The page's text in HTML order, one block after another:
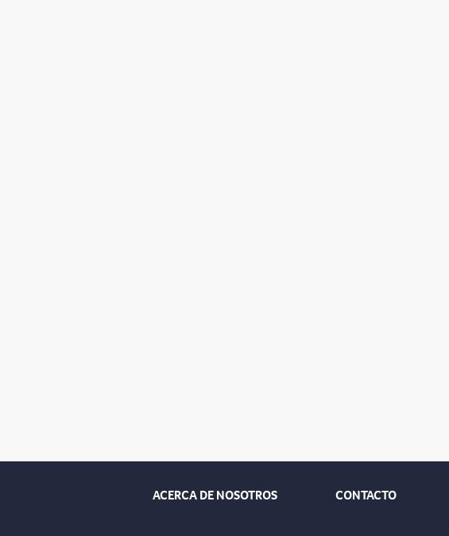
ACERCA DE NOSOTROS CONTACTO